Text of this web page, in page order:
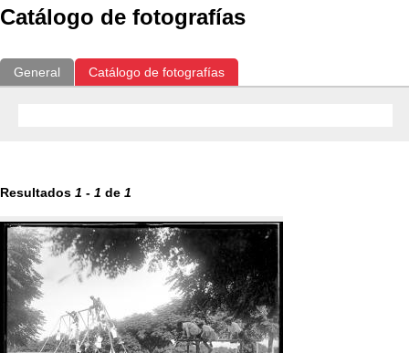
Catálogo de fotografías
General Catálogo de fotografías
Resultados 1 - 1 de 1